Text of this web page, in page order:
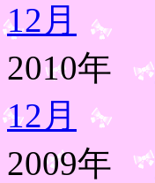
12月
2010年
12月
2009年